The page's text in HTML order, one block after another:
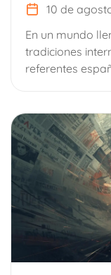
10 de
En un mundo
tradiciones
referentes